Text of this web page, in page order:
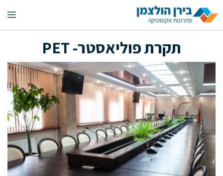
לדלג
לתוכן
תקרת פוליאסטר- PET